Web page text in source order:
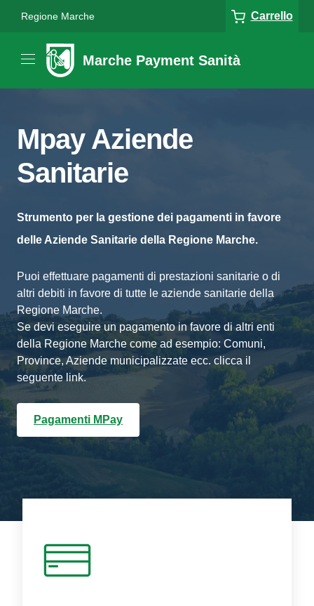
Regione Marche Carrello
Marche Payment Sanità
Mpay Aziende
Sanitarie
Strumento per la gestione dei pagamenti in favore
delle Aziende Sanitarie della Regione Marche.
Puoi effettuare pagamenti di prestazioni sanitarie o di
altri debiti in favore di tutte le aziende sanitarie della
Regione Marche.
Se devi eseguire un pagamento in favore di altri enti
della Regione Marche come ad esempio: Comuni,
Province, Aziende municipalizzate ecc. clicca il
seguente link.
Pagamenti MPay